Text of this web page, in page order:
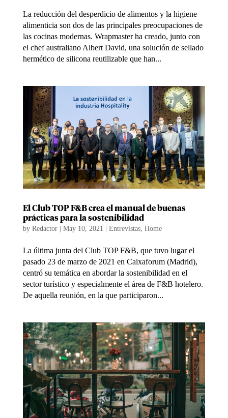
La reducción del desperdicio de alimentos y la higiene
alimenticia son dos de las principales preocupaciones de
las cocinas modernas. Wrapmaster ha creado, junto con
el chef australiano Albert David, una solución de sellado
hermético de silicona reutilizable que han...
El Club TOP F&B crea el manual de buenas
prácticas para la sostenibilidad
by Redactor| May 10, 2021 | Entrevistas, Home
La última junta del Club TOP F&B, que tuvo lugar el
pasado 23 de marzo de 2021 en Caixaforum (Madrid),
centró su temática en abordar la sostenibilidad en el
sector turístico y especialmente el área de F&B hotelero.
De aquella reunión, en la que participaron...